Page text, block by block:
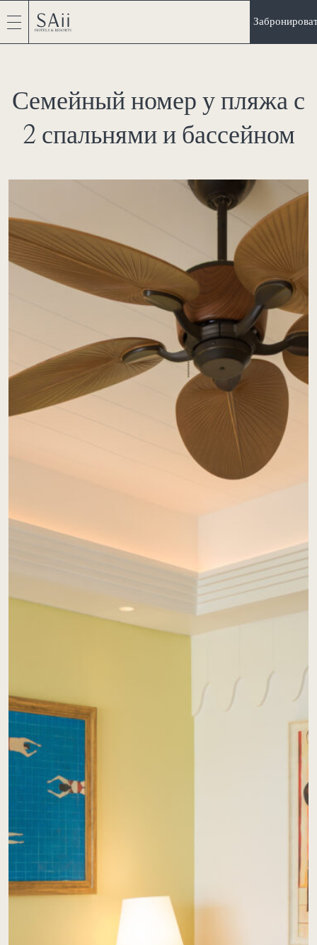
Семейный номер у пляжа с
2 спальнями и бассейном